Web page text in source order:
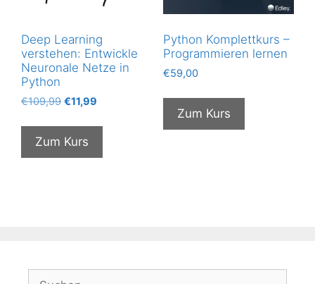
Deep Learning
verstehen: Entwickle
Neuronale Netze in
Python
€109,99 Ursprünglicher
war:
€109,99
€11,99
ist:
Zum Kurs
Python Komplettkurs –
Programmieren lernen
€59,00
Zum Kurs
Suchen